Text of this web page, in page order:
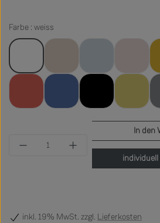
Farbe : weiss
schwarz
Produkt Anzahl: Gib den
In den
inkl. 19% MwSt. zzgl. Lieferkosten